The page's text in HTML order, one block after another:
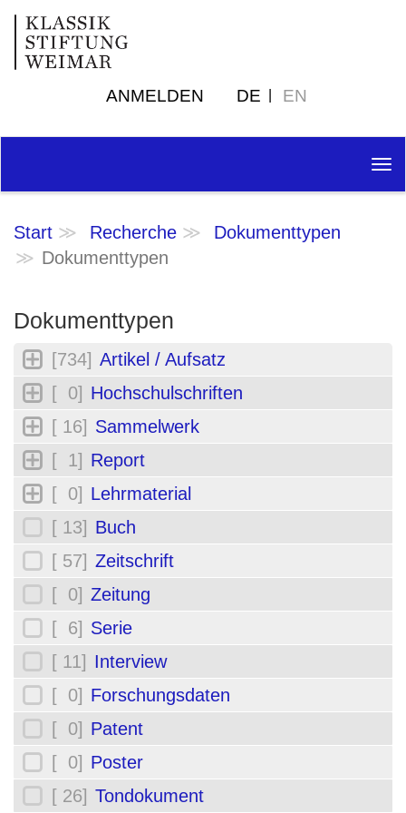
ANMELDEN DE EN
Start Recherche
Dokumenttypen
Dokumenttypen
Dokumenttypen
[734] Artikel / Aufsatz
[ 0] Hochschulschriften
[ 16] Sammelwerk
[ 1] Report
[ 0] Lehrmaterial
[ 13] Buch
[ 57] Zeitschrift
[ 0] Zeitung
[ 6] Serie
[ 11] Interview
[ 0] Forschungsdaten
[ 0] Patent
[ 0] Poster
[ 26] Tondokument